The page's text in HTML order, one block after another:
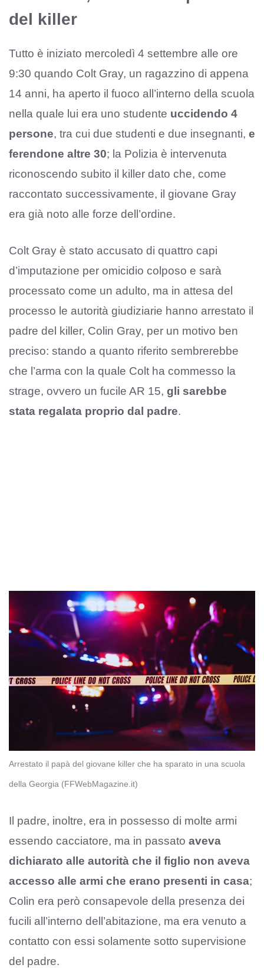
del killer
Tutto è iniziato mercoledì 4 settembre alle ore
9:30 quando Colt Gray, un ragazzino di appena
14 anni, ha aperto il fuoco all’interno della scuola
nella quale lui era uno studente uccidendo 4
persone, tra cui due studenti e due insegnanti, e
ferendone altre 30; la Polizia è intervenuta
riconoscendo subito il killer dato che, come
raccontato successivamente, il giovane Gray
era già noto alle forze dell’ordine.
Colt Gray è stato accusato di quattro capi
d’imputazione per omicidio colposo e sarà
processato come un adulto, ma in attesa del
processo le autorità giudiziarie hanno arrestato il
padre del killer, Colin Gray, per un motivo ben
preciso: stando a quanto riferito sembrerebbe
che l’arma con la quale Colt ha commesso la
strage, ovvero un fucile AR 15, gli sarebbe
stata regalata proprio dal padre.
Arrestato il papà del giovane killer che ha sparato in una scuola
della Georgia (FFWebMagazine.it)
Il padre, inoltre, era in possesso di molte armi
essendo cacciatore, ma in passato aveva
dichiarato alle autorità che il figlio non aveva
accesso alle armi che erano presenti in casa;
Colin era però consapevole della presenza dei
fucili all’interno dell’abitazione, ma era venuto a
contatto con essi solamente sotto supervisione
del padre.